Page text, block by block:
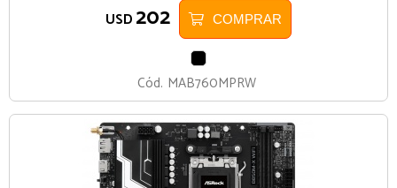
USD 202 COMPRAR
Cód. MAB760MPRW